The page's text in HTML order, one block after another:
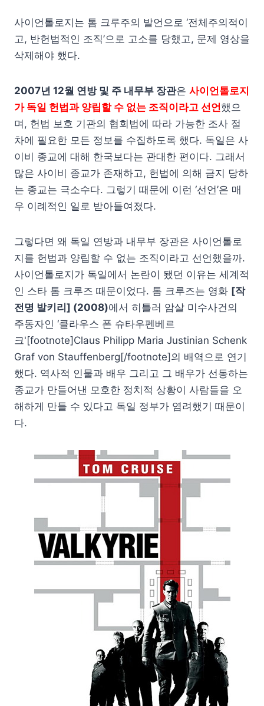
사이언톨로지는 톰 크루주의 발언으로 ‘전체주의적이
고, 반헌법적인 조직’으로 고소를 당했고, 문제 영상을
삭제해야 했다.
2007년 12월 연방 및 주 내무부 장관은 사이언톨로지
가 독일 헌법과 양립할 수 없는 조직이라고 선언했으
며, 헌법 보호 기관의 협회법에 따라 가능한 조사 절
차에 필요한 모든 정보를 수집하도록 했다. 독일은 사
이비 종교에 대해 한국보다는 관대한 편이다. 그래서
많은 사이비 종교가 존재하고, 헌법에 의해 금지 당하
는 종교는 극소수다. 그렇기 때문에 이런 ‘선언’은 매
우 이례적인 일로 받아들여졌다.
그렇다면 왜 독일 연방과 내무부 장관은 사이언톨로
지를 헌법과 양립할 수 없는 조직이라고 선언했을까.
사이언톨로지가 독일에서 논란이 됐던 이유는 세계적
인 스타 톰 크루즈 때문이었다. 톰 크루즈는 영화 [작
전명 발키리] (2008)에서 히틀러 암살 미수사건의
주동자인 ‘클라우스 폰 슈타우펜베르
크'[footnote]Claus Philipp Maria Justinian Schenk
Graf von Stauffenberg[/footnote]의 배역으로 연기
했다. 역사적 인물과 배우 그리고 그 배우가 선동하는
종교가 만들어낸 모호한 정치적 상황이 사람들을 오
해하게 만들 수 있다고 독일 정부가 염려했기 때문이
다.